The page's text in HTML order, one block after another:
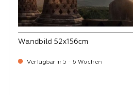
Wandbild 52x156cm
Verfügbar in 5 - 6 Wochen